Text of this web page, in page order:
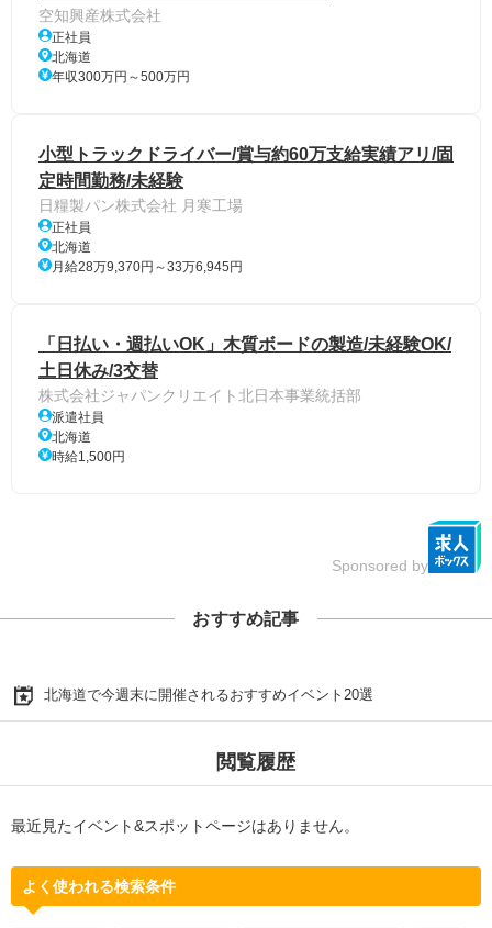
空知興産株式会社
正社員
北海道
年収300万円～500万円
小型トラックドライバー/賞与約60万支給実績アリ/固
定時間勤務/未経験
日糧製パン株式会社 月寒工場
正社員
北海道
月給28万9,370円～33万6,945円
「日払い・週払いOK」木質ボードの製造/未経験OK/
土日休み/3交替
株式会社ジャパンクリエイト北日本事業統括部
派遣社員
北海道
時給1,500円
Sponsored by
おすすめ記事
北海道で今週末に開催されるおすすめイベント20選
閲覧履歴
最近見たイベント&スポットページはありません。
よく使われる検索条件